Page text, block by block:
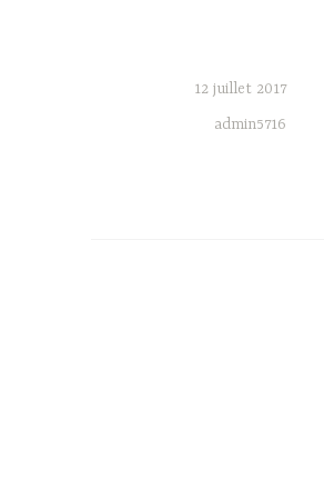
12 juillet 2017
admin5716